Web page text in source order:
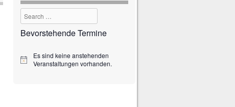
Search
Bevorstehende Termine
H
Es sind keine anstehenden
Veranstaltungen vorhanden.